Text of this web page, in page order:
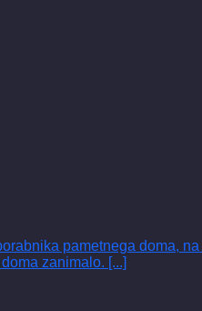
pametnega doma,
zanimalo. [...]